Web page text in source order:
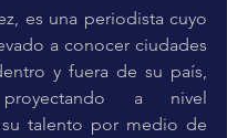
es una periodista cuyo
a conocer ciudades
y fuera de su país,
proyectando a nivel
su talento por medio de